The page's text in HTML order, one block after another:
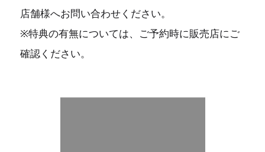
店舗様へお問い合わせください。
※特典の有無については、ご予約時に販売店にご
確認ください。